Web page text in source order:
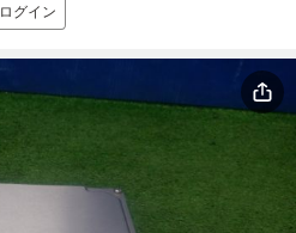
ログイン